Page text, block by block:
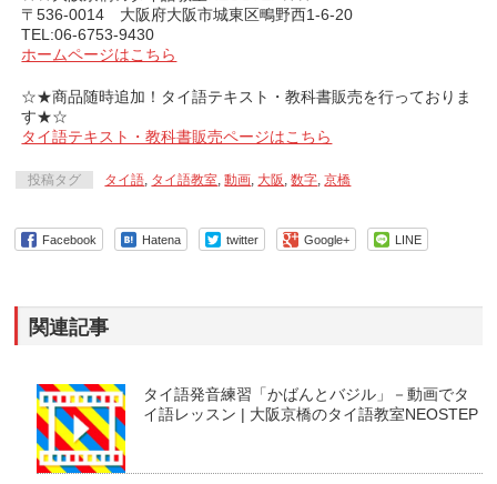
〒536-0014 大阪府大阪市城東区鴫野西1-6-20
TEL:06-6753-9430
ホームページはこちら
☆★商品随時追加！タイ語テキスト・教科書販売を行っておりま
す★☆
タイ語テキスト・教科書販売ページはこちら
投稿タグ タイ語, タイ語教室,動画, 大阪,数字,京橋
Facebook Hatena twitter Google+ LINE
関連記事
タイ語発音練習「かばんとバジル」－動画でタ
イ語レッスン | 大阪京橋のタイ語教室NEOSTEP